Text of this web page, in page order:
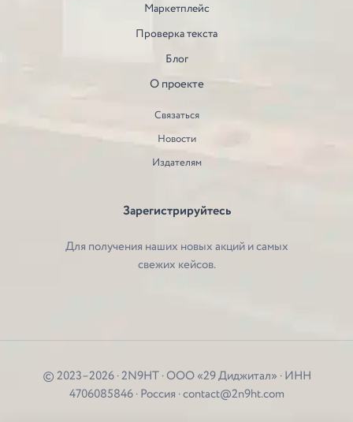
Маркетплейс
Проверка текста
Блог
О проекте
Связаться
Новости
Издателям
Зарегистрируйтесь
Для получения наших новых акций и самых
свежих кейсов.
© 2023–2026 · 2N9HT · ООО «29 Диджитал» · ИНН
4706085846 · Россия · contact@2n9ht.com